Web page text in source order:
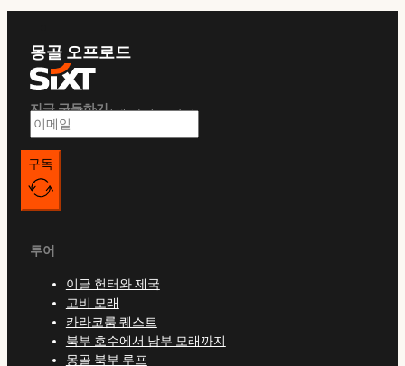
몽골 오프로드
지금 구독하기
독점 혜택 및 여행 가이드 받기
구독
투어
이글 헌터와 제국
고비 모래
카라코룸 퀘스트
북부 호수에서 남부 모래까지
몽골 북부 루프